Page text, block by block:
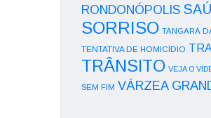
RONDONÓPOLIS
SORRISO TANGARÁ
TENTATIVA DE HOMICÍDIO
TRÂNSITO VEJA O
SEM FIM VÁRZEA